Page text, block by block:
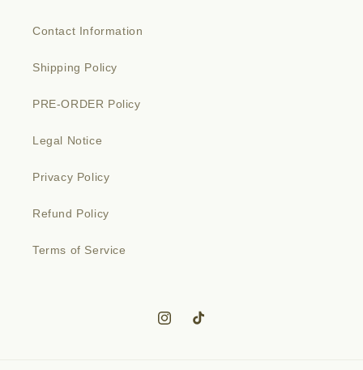
Contact Information
Shipping Policy
PRE-ORDER Policy
Legal Notice
Privacy Policy
Refund Policy
Terms of Service
InstagramTikTok